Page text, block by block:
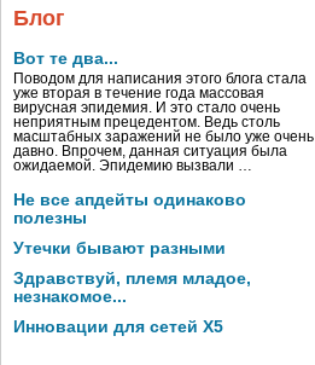
Блог
Вот те два...
Поводом для написания этого блога стала
уже вторая в течение года массовая
вирусная эпидемия. И это стало очень
неприятным прецедентом. Ведь столь
масштабных заражений не было уже очень
давно. Впрочем, данная ситуация была
ожидаемой. Эпидемию вызвали …
Не все апдейты одинаково
полезны
Утечки бывают разными
Здравствуй, племя младое,
незнакомое...
Инновации для сетей X5